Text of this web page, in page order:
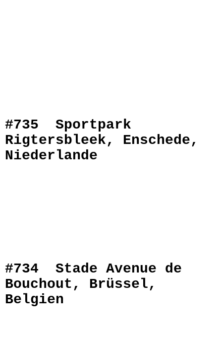
#735 Sportpark
Rigtersbleek, Enschede,
Niederlande
#734 Stade Avenue de
Bouchout, Brüssel,
Belgien